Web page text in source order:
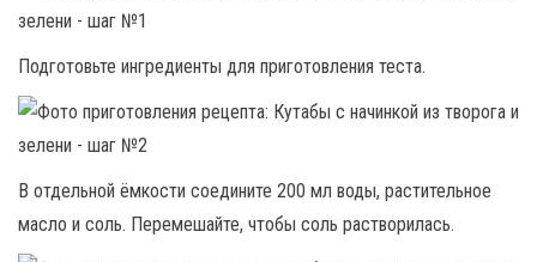
Подготовьте ингредиенты для приготовления теста.
В отдельной ёмкости соедините 200 мл воды, растительное
масло и соль. Перемешайте, чтобы соль растворилась.